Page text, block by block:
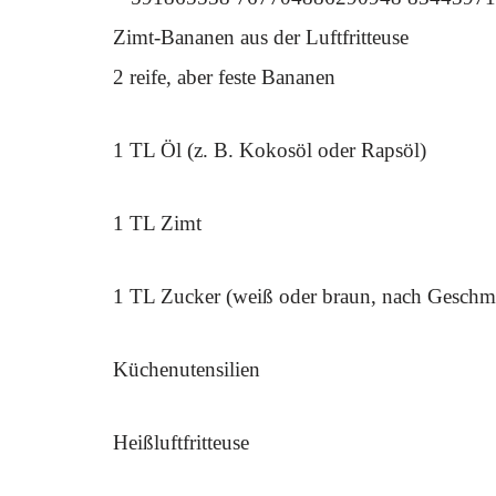
Zimt-Bananen aus der Luftfritteuse
2 reife, aber feste Bananen
1 TL Öl (z. B. Kokosöl oder Rapsöl)
1 TL Zimt
1 TL Zucker (weiß oder braun, nach
Küchenutensilien
Heißluftfritteuse